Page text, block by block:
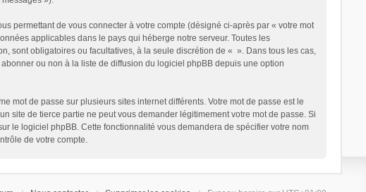
permettant de vous connecter à votre compte (désigné ci-après par « votre mot
applicables dans le pays qui héberge notre serveur. Toutes les
sont obligatoires ou facultatives, à la seule discrétion de « ». Dans tous les cas,
ou non à la liste de diffusion du logiciel phpBB depuis une option
mot de passe sur plusieurs sites internet différents. Votre mot de passe est le
site de tierce partie ne peut vous demander légitimement votre mot de passe. Si
le logiciel phpBB. Cette fonctionnalité vous demandera de spécifier votre nom
de votre compte.